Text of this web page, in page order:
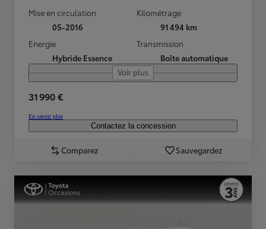
Mise en circulation
05-2016
Kilométrage
91 494 km
Energie
Hybride Essence
Transmission
Boîte automatique
Voir plus
31 990 €
En savoir plus
Contactez la concession
Comparez Sauvegardez